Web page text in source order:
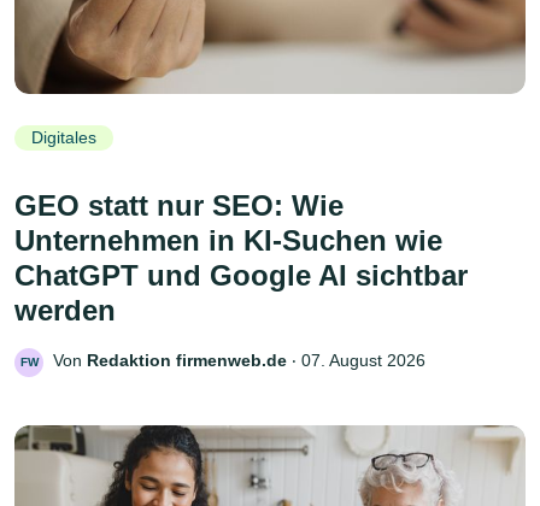
Digitales
GEO statt nur SEO: Wie
Unternehmen in KI-Suchen wie
ChatGPT und Google AI sichtbar
werden
FW Von Redaktion firmenweb.de ‧ 07. August 2026